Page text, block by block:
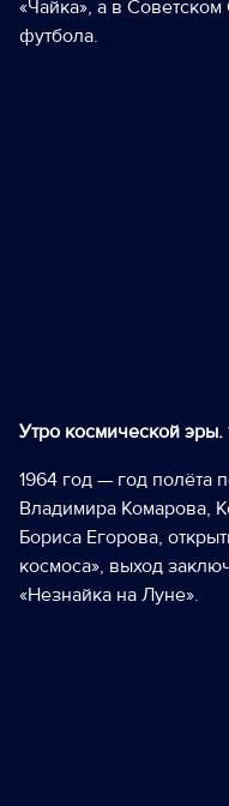
«Чайка», а в
футбола.
Утро космической эры.
1964 год — год полёта
Владимира Комарова,
Бориса Егорова,
космоса», выход
«Незнайка на Луне».